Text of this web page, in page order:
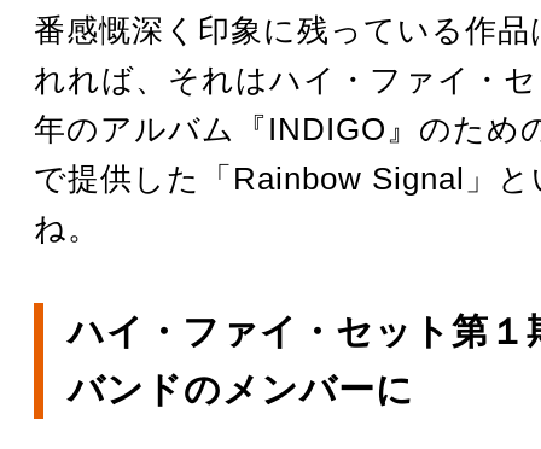
番感慨深く印象に残っている作
れれば、それはハイ・ファイ・
年のアルバム『INDIGO』のため
で提供した「Rainbow Signal」
ね。
ハイ・ファイ・セット第１
バンドのメンバーに